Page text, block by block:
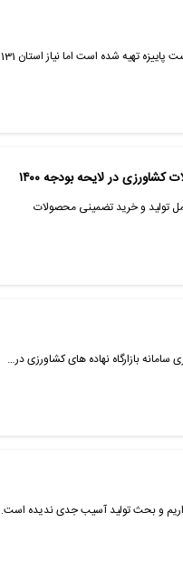
رئیس سازمان جهادکشاورزی آذربایجان شرقی گفت: 88 هزار و 500 تن کود برای کشت پاییزه تهیه شده است اما نیاز استان 131
تولید و خرید تضمینی محصولات
بازارگاه نهاده های کشاورزی در…
و بحث تولید آسیب جدی ندیده است.